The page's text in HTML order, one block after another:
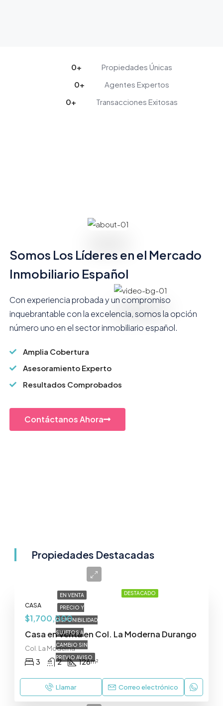
0+
Propiedades Únicas
0+
Agentes Expertos
0+ Transacciones Exitosas
Somos Los Líderes en el Mercado
Inmobiliario Español
Con experiencia probada y un compromiso
inquebrantable con la excelencia, somos la opción
número uno en el sector inmobiliario español.
Amplia Cobertura
Asesoramiento Experto
Resultados Comprobados
Contáctanos Ahora
Propiedades Destacadas
DESTACADO
EN VENTA
PRECIO Y
DISPONIBILIDAD
SUJETOS A
CAMBIO SIN
PREVIO AVISO
CASA
$1,700,000
Casa en Venta en Col. La Moderna Durango
Col. La Moderna
3 2 126m²
Llamar Correo electrónico